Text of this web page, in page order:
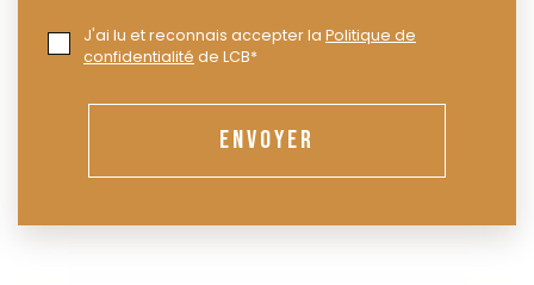
J'ai lu et reconnais accepter la Politique de
confidentialité de LCB*
ENVOYER